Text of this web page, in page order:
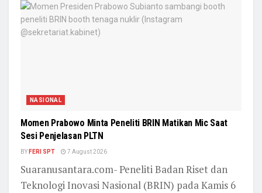
NASIONAL
Momen Prabowo Minta Peneliti BRIN Matikan Mic Saat
Sesi Penjelasan PLTN
BY FERI SPT 7 August 2026
Suaranusantara.com- Peneliti Badan Riset dan
Teknologi Inovasi Nasional (BRIN) pada Kamis 6